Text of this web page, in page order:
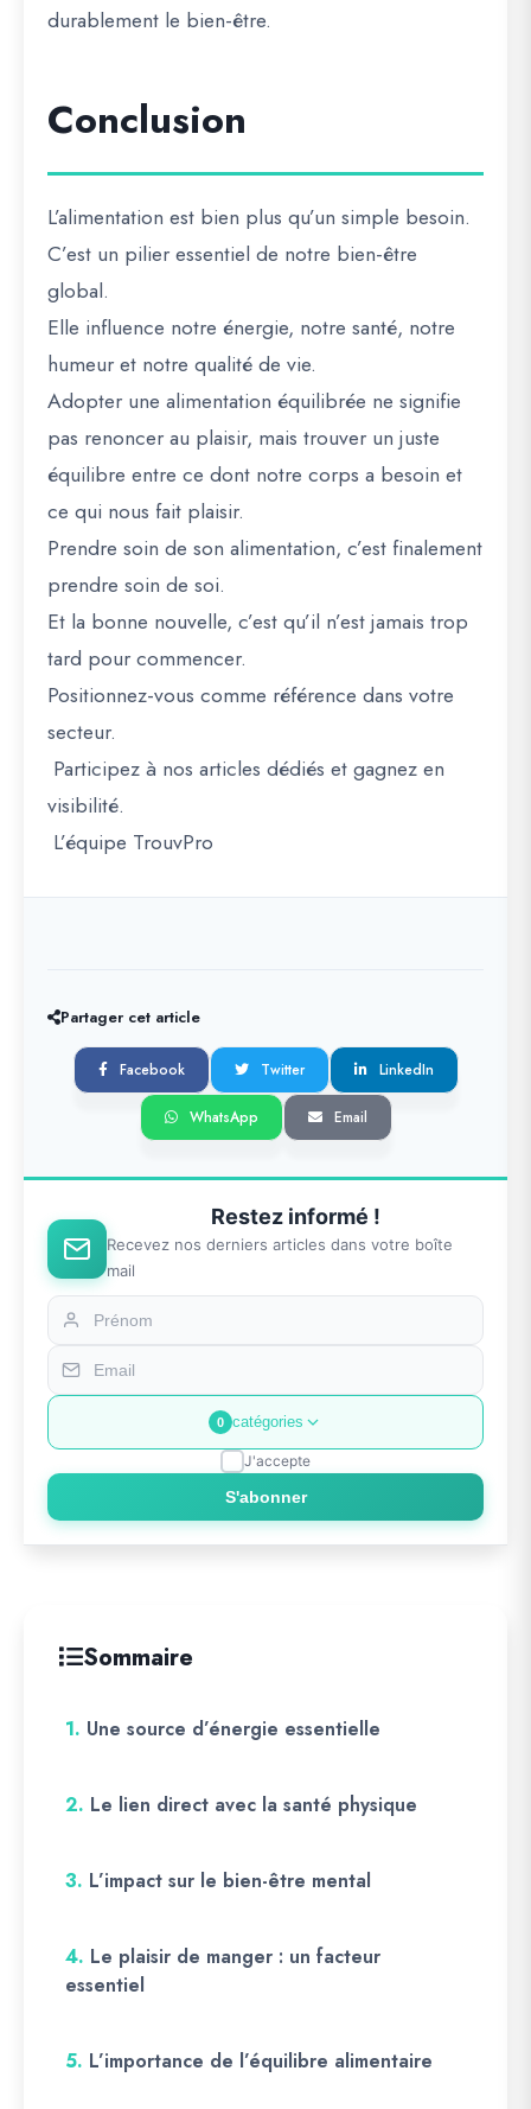
durablement le bien-être.
Conclusion
L’alimentation est bien plus qu’un simple besoin.
C’est un pilier essentiel de notre bien-être
global.
Elle influence notre énergie, notre santé, notre
humeur et notre qualité de vie.
Adopter une alimentation équilibrée ne signifie
pas renoncer au plaisir, mais trouver un juste
équilibre entre ce dont notre corps a besoin et
ce qui nous fait plaisir.
Prendre soin de son alimentation, c’est finalement
prendre soin de soi.
Et la bonne nouvelle, c’est qu’il n’est jamais trop
tard pour commencer.
Positionnez-vous comme référence dans votre
secteur.
Participez à nos articles dédiés et gagnez en
visibilité.
L’équipe TrouvPro
Partager cet article
Facebook Twitter LinkedIn
WhatsApp Email
Restez informé !
Recevez nos derniers articles dans votre boîte
mail
0 catégories
J'accepte
S'abonner
Sommaire
1. Une source d’énergie essentielle
2. Le lien direct avec la santé physique
3. L’impact sur le bien-être mental
4. Le plaisir de manger : un facteur
essentiel
5. L’importance de l’équilibre alimentaire